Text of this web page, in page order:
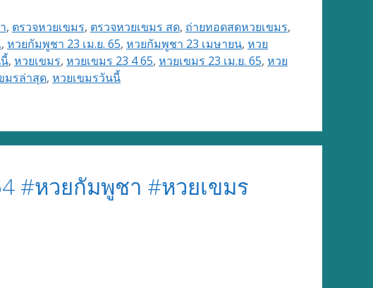
, ตรวจหวยเขมร, ตรวจหวยเขมร สด, ถ่ายทอดสดหวยเขมร,
, หวยกัมพูชา 23 เม.ย. 65, หวยกัมพูชา 23 เมษายน, หวย
, หวยเขมร, หวยเขมร 23 4 65, หวยเขมร 23 เม.ย. 65, หวย
มรล่าสุด, หวยเขมรวันนี้
#หวยกัมพูชา #หวยเขมร